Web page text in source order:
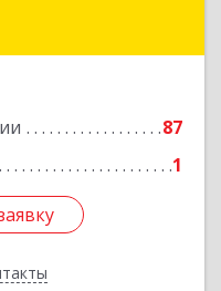
87
1
Ленина ул, дом №